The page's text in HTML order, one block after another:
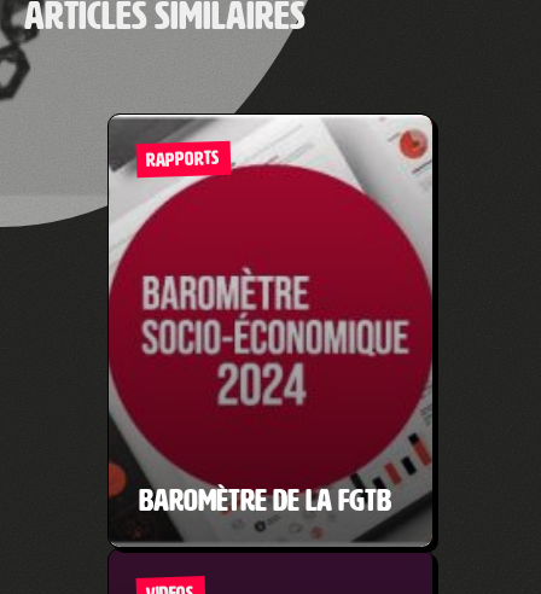
Articles similaires
RAPPORTS
Baromètre de la FGTB